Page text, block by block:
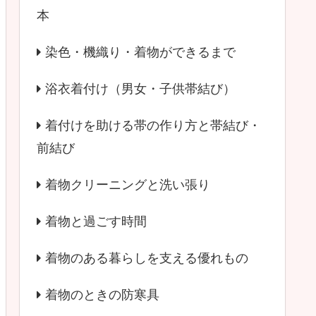
本
染色・機織り・着物ができるまで
浴衣着付け（男女・子供帯結び）
着付けを助ける帯の作り方と帯結び・
前結び
着物クリーニングと洗い張り
着物と過ごす時間
着物のある暮らしを支える優れもの
着物のときの防寒具